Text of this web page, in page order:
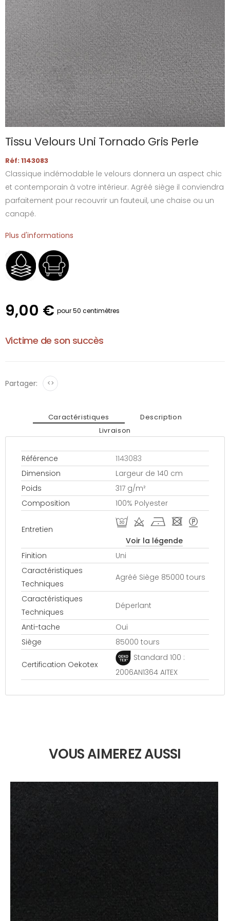
Tissu Velours Uni Tornado Gris Perle
Réf: 1143083
Classique indémodable le velours donnera un aspect chic
et contemporain à votre intérieur. Agréé siège il conviendra
parfaitement pour recouvrir un fauteuil, une chaise ou un
canapé.
Plus d'informations
9,00 € pour 50 centimètres
Victime de son succès
Partager: <>
Caractéristiques
Description
Livraison
Référence
1143083
Dimension
Largeur de 140 cm
Poids
317 g/m²
Composition
100% Polyester
Entretien
R d h - >
Voir la légende
Finition
Uni
Caractéristiques
Techniques
Agréé Siège 85000 tours
Caractéristiques
Techniques
Déperlant
Anti-tache
Oui
Siège
85000 tours
Certification Oekotex
Standard 100 :
2006AN1364 AITEX
VOUS AIMEREZ AUSSI